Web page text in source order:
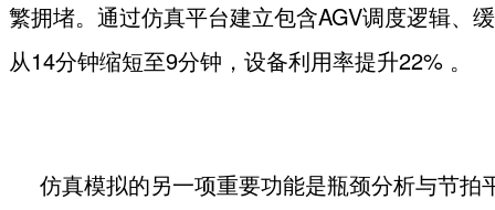
繁拥堵。通过仿真平台建立包含AGV调度逻辑、
从14分钟缩短至9分钟，设备利用率提升22% 。
仿真模拟的另一项重要功能是瓶颈分析与节